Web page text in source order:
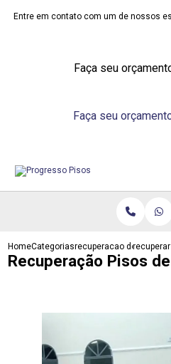
Entre em contato com um de nossos
Faça seu
Faça seu
HomeCategoriasrecuperacao de pisos
Recuperação Pisos